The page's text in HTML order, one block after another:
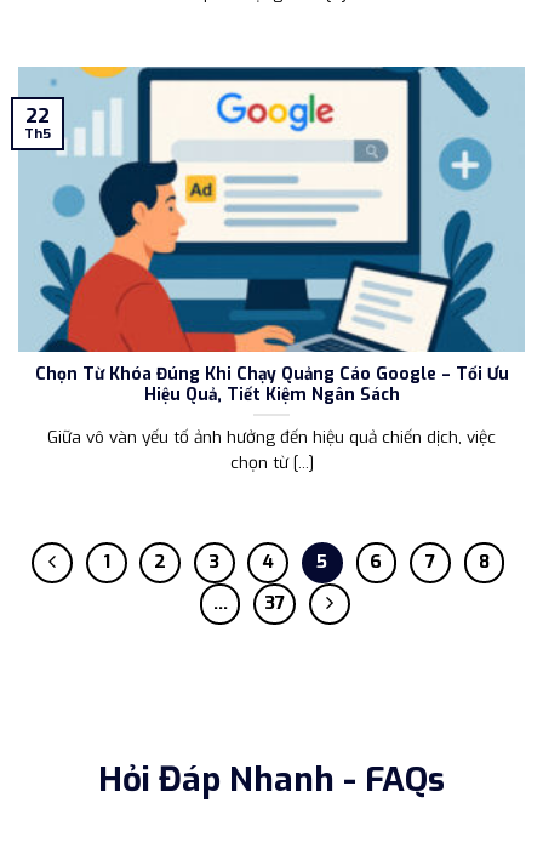
Chọn Từ Khóa Đúng Khi Chạy Quảng Cáo Google – Tối Ưu
Hiệu Quả, Tiết Kiệm Ngân Sách
Giữa vô vàn yếu tố ảnh hưởng đến hiệu quả chiến dịch, việc
chọn từ [...]
22
Th5
1 2 3 4 5 6 7
8
…
37
Hỏi Đáp Nhanh - FAQs